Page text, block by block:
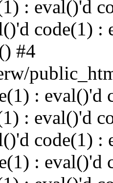
: eval()'d
code(1) :
#4
: eval()'d
: eval()'d
code(1) :
: eval()'d